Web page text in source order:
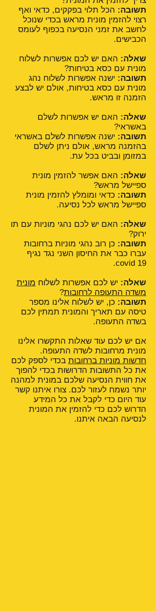
תשובה: הכל תלוי בפקקים, כדאי ואף
רצוי להזמין מונית מראש בכדי שנוכל
לחשב את זמני הנסיעה בכפוף לעומס
הכבישים.
שאלה: האם יש לכם אפשרות לשלוח
מונית עם כסא בטיחות?
תשובה: ישנה אפשרות לשלוח נהג
מונית עם כסא בטיחות, אולם יש לבצע
הזמנה זו מראש.
שאלה: האם יש אפשרות לשלם
באשראי?
תשובה: ישנה אפשרות לשלם באשראי
בהזמנה מראש, אולם ניתן לשלם
במזומן ובביט בכל עת.
שאלה: האם אפשר להזמין מונית
ספיישל מראש?
תשובה: כדאי ומומלץ להזמין מונית
ספיישל מראש לכל נסיעה.
שאלה: האם יש לכם נהגי מוניות עם תו
ירוק?
תשובה: כן רוב נהגי מוניות ברחובות
עברו כבר את החיסון השני נגד נגיף
covid 19.
שאלה: יש לכם אפשרות לשלוח מונית
משדה התעופה לרחובות?
תשובה: כן, יש לשלוח אלינו מספר
טיסה עם תאריך והמונית תמתין לכם
בשדה התעופה.
אם יש לכם עוד שאלות התקשרו אלינו
מונית מרחובות לשדה התעופה.
חדשות מוניות ברחובות בכדי לספק לכם
את כל התשובות הדרושות בכדי להפוך
את חווית הנסיעה שלכם במונית למהנה
יותר נשמח לעזור לכם. צורו איתנו קשר
עוד היום כדי לקבל את כל המידע
הדרוש לכם כדי להזמין את המונית
לנסיעה הבאה איתנו.